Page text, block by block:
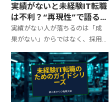
実績がないと未経験IT転職
は不利？“再現性”で語る職
務経歴書テンプレ
実績がない人が落ちるのは「成
果がない」からではなく、採用
側が“任せていい根拠”を見つけら
れないから。未経験でも通る
「再現性」の作り方、職務経歴
書の書き方、面接での言い方を
テンプレ化します。